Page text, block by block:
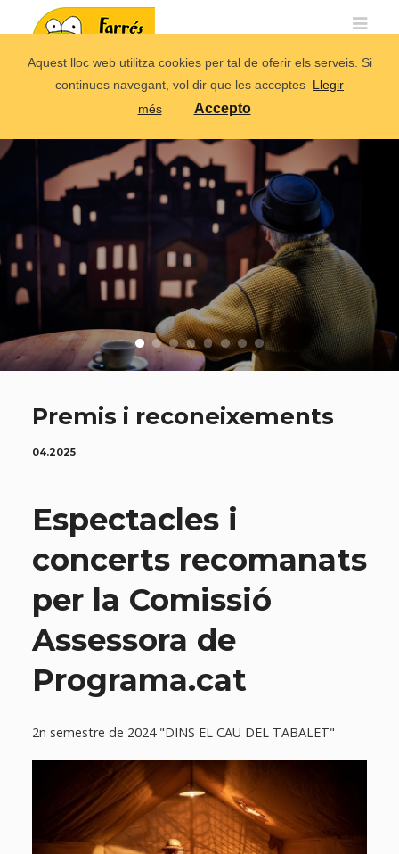
Premis i reconeixements
04.2025
Espectacles i
concerts recomanats
per la Comissió
Assessora de
Programa.cat
2n semestre de 2024 "DINS EL CAU DEL TABALET"
Aquest lloc web utilitza cookies per tal de oferir els serveis. Si
continues navegant, vol dir que les acceptes Llegir
més
Accepto